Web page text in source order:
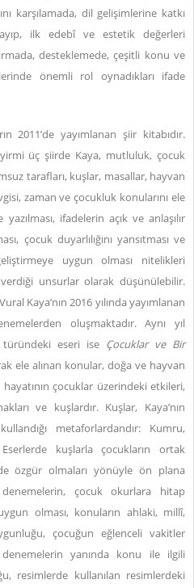
karşılamada, dil gelişimlerine katkı
ilk edebî ve estetik değerleri
desteklemede, çeşitli konu ve
önemli rol oynadıkları ifade
2011’de yayımlanan şiir kitabıdır.
üç şiirde Kaya, mutluluk, çocuk
tarafları, kuşlar, masallar, hayvan
zaman ve çocukluk konularını ele
ifadelerin açık ve anlaşılır
çocuk duyarlılığını yansıtması ve
uygun olması nitelikleri
verdiği unsurlar olarak düşünülebilir.
Kaya’nın 2016 yılında yayımlanan
oluşmaktadır. Aynı yıl
eseri ise Çocuklar ve Bir
ele alınan konular, doğa ve hayvan
çocuklar üzerindeki etkileri,
ve kuşlardır. Kuşlar, Kaya’nın
metaforlardandır: Kumru,
kuşlarla çocukların ortak
özgür olmaları yönüyle ön plana
çocuk okurlara hitap
olması, konuların ahlaki, millî,
çocuğun eğlenceli vakitler
denemelerin yanında konu ile ilgili
resimlerde kullanılan resimlerdeki